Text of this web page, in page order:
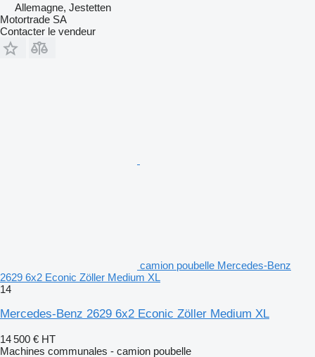
Allemagne, Jestetten
Motortrade SA
Contacter le vendeur
camion poubelle Mercedes-Benz
2629 6x2 Econic Zöller Medium XL
14
Mercedes-Benz 2629 6x2 Econic Zöller Medium XL
14 500 € HT
Machines communales - camion poubelle